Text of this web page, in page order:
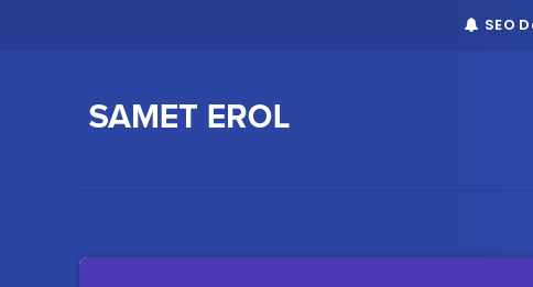
SEO